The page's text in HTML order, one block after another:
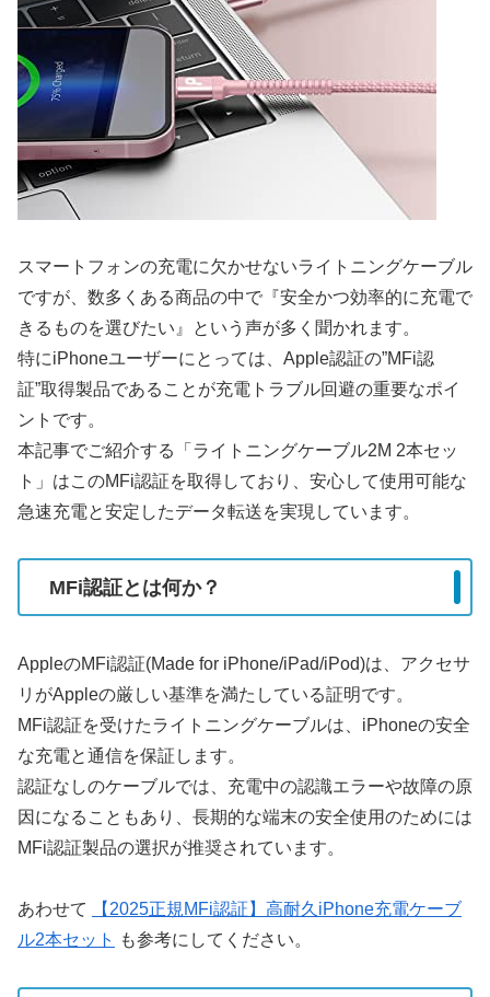
スマートフォンの充電に欠かせないライトニングケーブル
ですが、数多くある商品の中で『安全かつ効率的に充電で
きるものを選びたい』という声が多く聞かれます。
特にiPhoneユーザーにとっては、Apple認証の”MFi認
証”取得製品であることが充電トラブル回避の重要なポイ
ントです。
本記事でご紹介する「ライトニングケーブル2M 2本セッ
ト」はこのMFi認証を取得しており、安心して使用可能な
急速充電と安定したデータ転送を実現しています。
MFi認証とは何か？
AppleのMFi認証(Made for iPhone/iPad/iPod)は、アクセサ
リがAppleの厳しい基準を満たしている証明です。
MFi認証を受けたライトニングケーブルは、iPhoneの安全
な充電と通信を保証します。
認証なしのケーブルでは、充電中の認識エラーや故障の原
因になることもあり、長期的な端末の安全使用のためには
MFi認証製品の選択が推奨されています。
あわせて
【2025正規MFi認証】高耐久iPhone充電ケーブ
ル2本セット
も参考にしてください。